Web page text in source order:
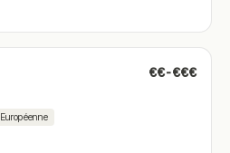
€€-€€€
Européenne